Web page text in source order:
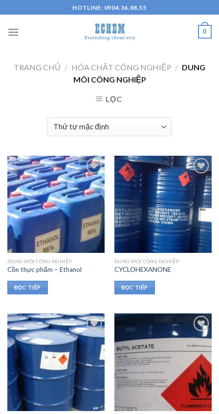
content
HOTLINE: 0904.36.88.55
0
TRANG CHỦ / HÓA CHẤT CÔNG NGHIỆP / DUNG
MÔI CÔNG NGHIỆP
LỌC
DUNG MÔI CÔNG NGHIỆP
Cồn thực phẩm – Ethanol
ĐỌC TIẾP
DUNG MÔI CÔNG NGHIỆP
CYCLOHEXANONE
ĐỌC TIẾP